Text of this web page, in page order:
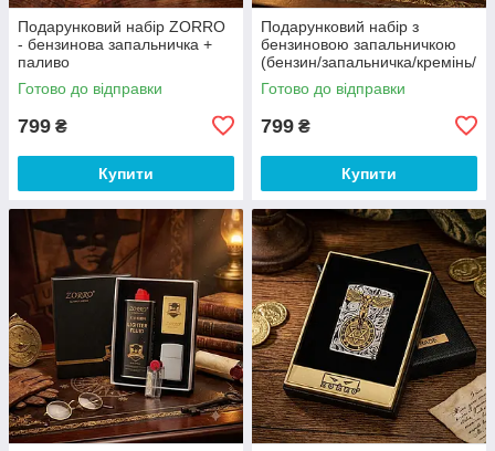
Подарунковий набір ZORRO
- бензинова запальничка +
паливо
Готово до відправки
799 ₴
Купити
Подарунковий набір з
бензиновою запальничкою
(бензин/запальничка/кремінь/
фітіль) Zorro
Готово до відправки
799 ₴
Купити